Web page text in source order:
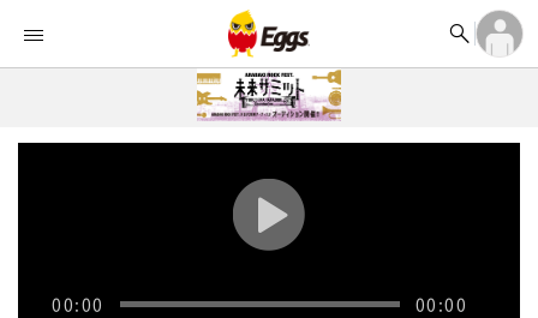


ランキング 
記事 

ログイン
アカウント登録
00:00 00:00